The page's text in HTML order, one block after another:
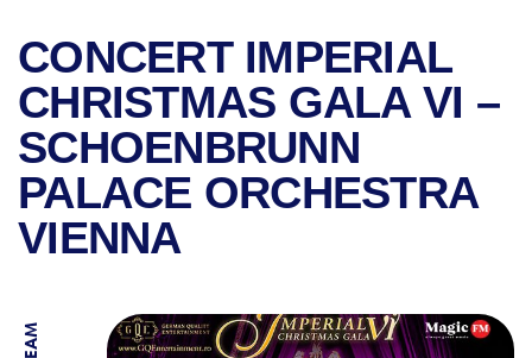
CONCERT IMPERIAL
CHRISTMAS GALA VI –
SCHOENBRUNN
PALACE ORCHESTRA
VIENNA